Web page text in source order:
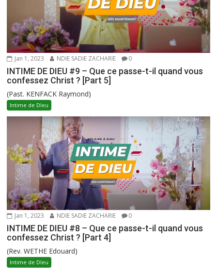
Jan 1, 2023 NDIE SADIE ZACHARIE 0
INTIME DE DIEU #9 – Que ce passe-t-il quand vous
confessez Christ ? [Part 5]
(Past. KENFACK Raymond)
Intime de DIeu
Jan 1, 2023 NDIE SADIE ZACHARIE 0
INTIME DE DIEU #8 – Que ce passe-t-il quand vous
confessez Christ ? [Part 4]
(Rev. WETHE Edouard)
Intime de DIeu